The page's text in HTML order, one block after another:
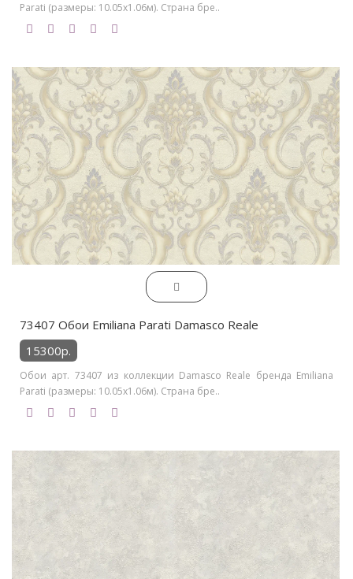
Parati (размеры: 10.05х1.06м). Страна бре..
73407 Обои Emiliana Parati Damasco Reale
15300р.
Обои арт. 73407 из коллекции Damasco Reale бренда Emiliana
Parati (размеры: 10.05х1.06м). Страна бре..